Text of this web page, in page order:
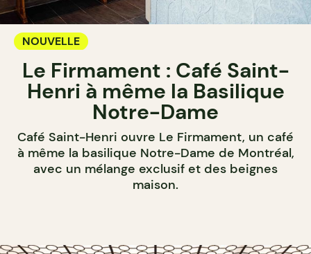
NOUVELLE
Le Firmament : Café Saint-
Henri à même la Basilique
Notre-Dame
Café Saint-Henri ouvre Le Firmament, un café
à même la basilique Notre-Dame de Montréal,
avec un mélange exclusif et des beignes
maison.